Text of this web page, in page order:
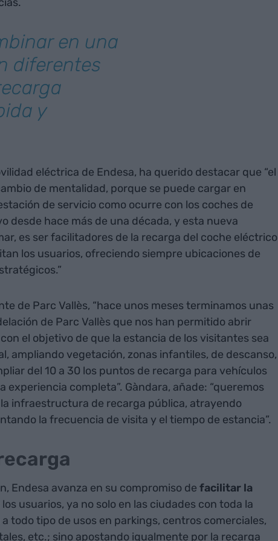
en una
diferentes
y
eléctrica de Endesa, ha querido destacar que “el
de mentalidad, porque se puede cargar en
de servicio como ocurre con los coches de
desde hace más de una década, y esta nueva
es ser facilitadores de la recarga del coche eléctrico
los usuarios, ofreciendo siempre ubicaciones de
de Parc Vallès, “hace unos meses terminamos unas
de Parc Vallès que nos han permitido abrir
el objetivo de que la estancia de los visitantes sea
ampliando vegetación, zonas infantiles, de descanso,
del 10 a 30 los puntos de recarga para vehículos
experiencia completa”. Gàndara, añade: “queremos
infraestructura de recarga pública, atrayendo
la frecuencia de visita y el tiempo de estancia”.
Endesa avanza en su compromiso de facilitar la
usuarios, ya no solo en las ciudades con toda la
todo tipo de usos en parkings, centros comerciales,
etc.; sino apostando igualmente por la recarga